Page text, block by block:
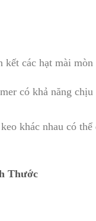
kết các hạt mài
có khả năng chịu
khác nhau có
Thước